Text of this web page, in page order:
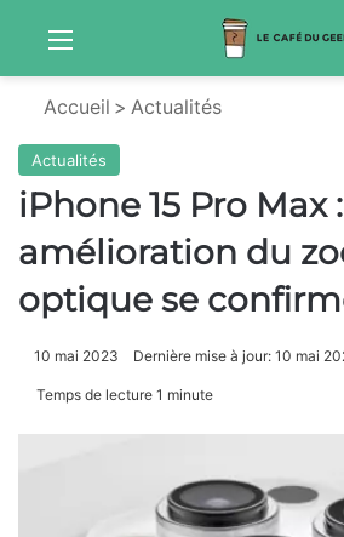
Menu
Accueil > Actualités
Actualités
iPhone 15 Pro Max
amélioration du
optique se
10 mai 2023 Dernière mise à jour: 10 mai
Temps de lecture 1 minute